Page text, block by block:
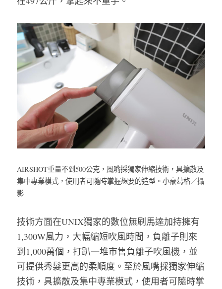
AIRSHOT重量不到500公克，風嘴採獨家伸縮技術，具擴散及
集中專業模式，使用者可隨時掌握想要的造型。小豪葛格／攝
影
技術方面在UNIX獨家的數位無刷馬達加持擁有
1,300W風力，大幅縮短吹風時間，負離子則來
到1,000萬個，打趴一堆市售負離子吹風機，並
可提供秀髮更高的柔順度。至於風嘴採獨家伸縮
技術，具擴散及集中專業模式，使用者可隨時掌